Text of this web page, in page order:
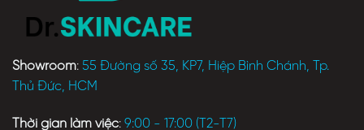
Showroom: 55 Đường số 35, KP7, Hiệp Bình Chánh, Tp.
Thủ Đức, HCM
Thời gian làm việc: 9:00 - 17:00 (T2-T7)